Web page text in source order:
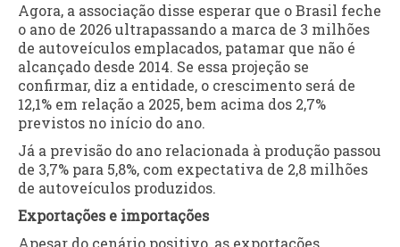
Agora, a associação disse esperar que o Brasil feche
o ano de 2026 ultrapassando a marca de 3 milhões
de autoveículos emplacados, patamar que não é
alcançado desde 2014. Se essa projeção se
confirmar, diz a entidade, o crescimento será de
12,1% em relação a 2025, bem acima dos 2,7%
previstos no início do ano.
Já a previsão do ano relacionada à produção passou
de 3,7% para 5,8%, com expectativa de 2,8 milhões
de autoveículos produzidos.
Exportações e importações
Apesar do cenário positivo, as exportações